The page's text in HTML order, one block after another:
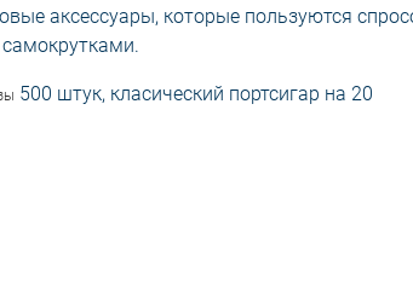
аксессуары, которые пользуются
500 штук, класический портсигар на 20